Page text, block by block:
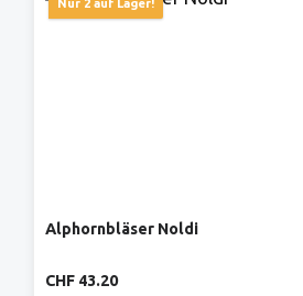
Nur 2 auf Lager!
Alphornbläser Noldi
Regulärer Preis:
CHF 43.20